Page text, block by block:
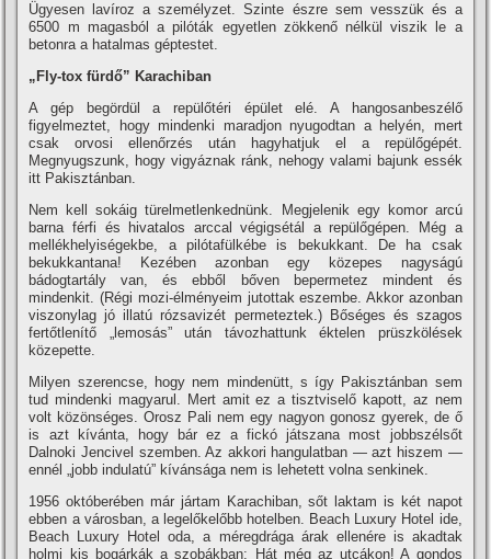
Ügyesen laví­roz a személyzet. Szinte észre sem vesszük és a
6500 m magasból a pilóták egyetlen zökkenő nélkül viszik le a
betonra a hatalmas géptestet.
„Fly-tox fürdő” Karachiban
A gép begördül a repülőtéri épület elé. A hangosanbeszélő
figyelmeztet, hogy mindenki maradjon nyugodtan a helyén, mert
csak orvosi ellenőrzés után hagyhatjuk el a repülőgépét.
Megnyugszunk, hogy vigyáznak ránk, nehogy valami bajunk essék
itt Pakisztánban.
Nem kell sokáig türelmetlenkednünk. Megjelenik egy komor arcú
barna férfi és hivatalos arccal végigsétál a repülőgépen. Még a
mellékhelyiségekbe, a pilótafülkébe is bekukkant. De ha csak
bekukkantana! Kezében azonban egy közepes nagyságú
bádogtartály van, és ebből bőven bepermetez mindent és
mindenkit. (Régi mozi-élményeim jutottak eszembe. Akkor azonban
viszonylag jó illatú rózsavizét permeteztek.) Bőséges és szagos
fertőtlení­tő „lemosás” után távozhattunk éktelen prüszkölések
közepette.
Milyen szerencse, hogy nem mindenütt, s í­gy Pakisztánban sem
tud mindenki magyarul. Mert amit ez a tisztviselő kapott, az nem
volt közönséges. Orosz Pali nem egy nagyon gonosz gyerek, de ő
is azt kí­vánta, hogy bár ez a fickó játszana most jobbszélsőt
Dalnoki Jencivel szemben. Az akkori hangulatban — azt hiszem —
ennél „jobb indulatú” kí­vánsága nem is lehetett volna senkinek.
1956 októberében már jártam Karachiban, sőt laktam is két napot
ebben a városban, a legelőkelőbb hotelben. Beach Luxury Hotel ide,
Beach Luxury Hotel oda, a méregdrága árak ellenére is akadtak
holmi kis bogárkák a szobákban; Hát még az utcákon! A gondos